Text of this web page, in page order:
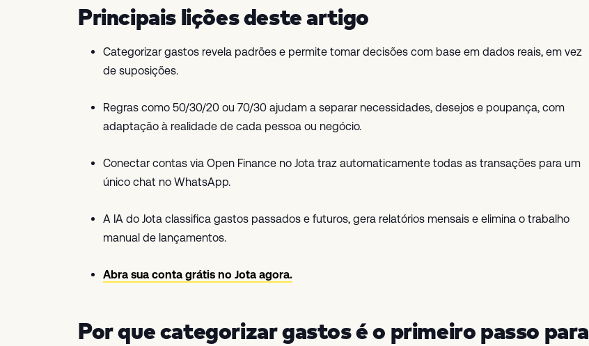
Principais lições deste artigo
Categorizar gastos revela padrões e permite tomar decisões com base em dados reais, em vez
de suposições.
Regras como 50/30/20 ou 70/30 ajudam a separar necessidades, desejos e poupança, com
adaptação à realidade de cada pessoa ou negócio.
Conectar contas via Open Finance no Jota traz automaticamente todas as transações para um
único chat no WhatsApp.
A IA do Jota classifica gastos passados e futuros, gera relatórios mensais e elimina o trabalho
manual de lançamentos.
Abra sua conta grátis no Jota agora.
Por que categorizar gastos é o primeiro passo para